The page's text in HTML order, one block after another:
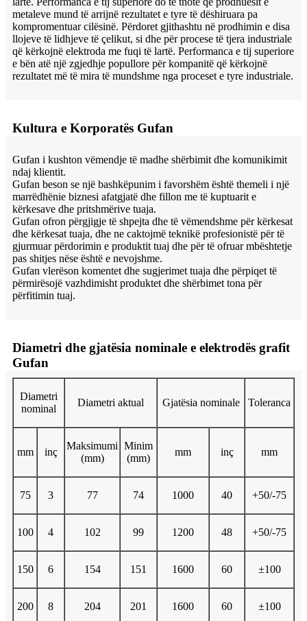
metaleve mund të arrijnë rezultatet e tyre të dëshiruara pa
kompromentuar cilësinë. Përdoret gjithashtu në prodhimin e disa
llojeve të lidhjeve të çelikut, si dhe për procese të tjera industriale
që kërkojnë elektroda me fuqi të lartë. Performanca e tij superiore
e bën atë një zgjedhje popullore për kompanitë që kërkojnë
rezultatet më të mira të mundshme nga proceset e tyre industriale.
Kultura e Korporatës Gufan
Gufan i kushton vëmendje të madhe shërbimit dhe komunikimit
ndaj klientit.
Gufan beson se një bashkëpunim i favorshëm është themeli i një
marrëdhënie biznesi afatgjatë dhe fillon me të kuptuarit e
kërkesave dhe pritshmërive tuaja.
Gufan ofron përgjigje të shpejta dhe të vëmendshme për kërkesat
dhe kërkesat tuaja, dhe ne caktojmë teknikë profesionistë për të
gjurmuar përdorimin e produktit tuaj dhe për të ofruar mbështetje
pas shitjes nëse është e nevojshme.
Gufan vlerëson komentet dhe sugjerimet tuaja dhe përpiqet të
përmirësojë vazhdimisht produktet dhe shërbimet tona për
përfitimin tuaj.
Diametri dhe gjatësia nominale e elektrodës grafit
Gufan
Diametri
nominal
Diametri aktual Gjatësia nominale Toleranca
mm inç
Maksimumi
(mm)
Minim
(mm)
mm inç mm
75 3 77 74 1000 40 +50/-75
100 4 102 99 1200 48 +50/-75
150 6 154 151 1600 60 ±100
200 8 204 201 1600 60 ±100